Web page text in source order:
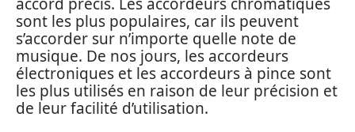
sont les plus populaires, car ils peuvent
s’accorder sur n’importe quelle note de
musique. De nos jours, les accordeurs
électroniques et les accordeurs à pince sont
les plus utilisés en raison de leur précision et
de leur facilité d’utilisation.